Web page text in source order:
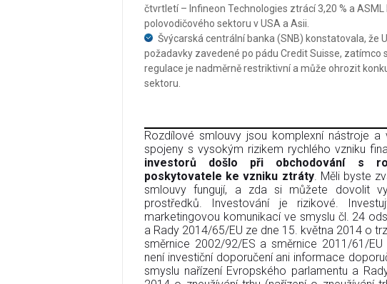
čtvrtletí – Infineon Technologies ztrácí 3,20 % a ASML
polovodičového sektoru v USA a Asii.
Švýcarská centrální banka (SNB) konstatovala, že
požadavky zavedené po pádu Credit Suisse, zatímco
regulace je nadměrně restriktivní a může ohrozit
sektoru.
Rozdílové smlouvy jsou komplexní nástroje
spojeny s vysokým rizikem rychlého vzniku
investorů došlo při obchodování s
poskytovatele ke vzniku ztráty. Měli byste
smlouvy fungují, a zda si můžete dovolit
prostředků. Investování je rizikové.
marketingovou komunikací ve smyslu čl. 24
a Rady 2014/65/EU ze dne 15. května 2014 o
směrnice 2002/92/ES a směrnice 2011/61/
není investiční doporučení ani informace
smyslu nařízení Evropského parlamentu a